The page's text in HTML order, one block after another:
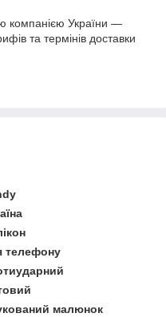
компанією України ―
та термінів доставки
телефону
малюнок